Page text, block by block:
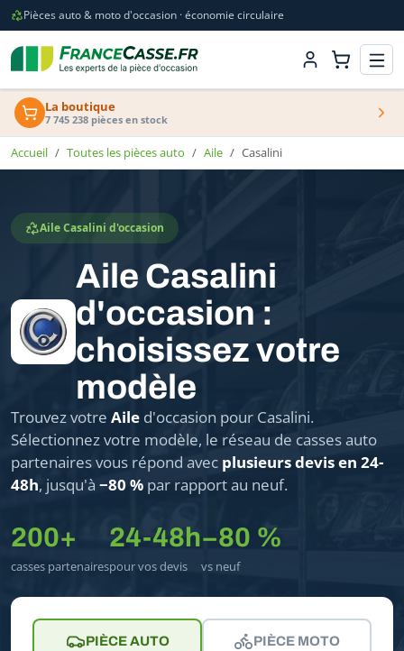
Pièces auto & moto d'occasion · économie circulaire
La boutique
7 745 238 pièces en stock
Accueil Toutes les pièces auto Aile Casalini
Aile Casalini d'occasion
Aile Casalini
d'occasion :
choisissez votre
modèle
Trouvez votre Aile d'occasion pour Casalini.
Sélectionnez votre modèle, le réseau de casses auto
partenaires vous répond avec plusieurs devis en 24-
48h, jusqu'à −80 % par rapport au neuf.
200+
casses partenaires
24-48h
pour vos devis
−80 %
vs neuf
PIÈCE AUTO PIÈCE MOTO